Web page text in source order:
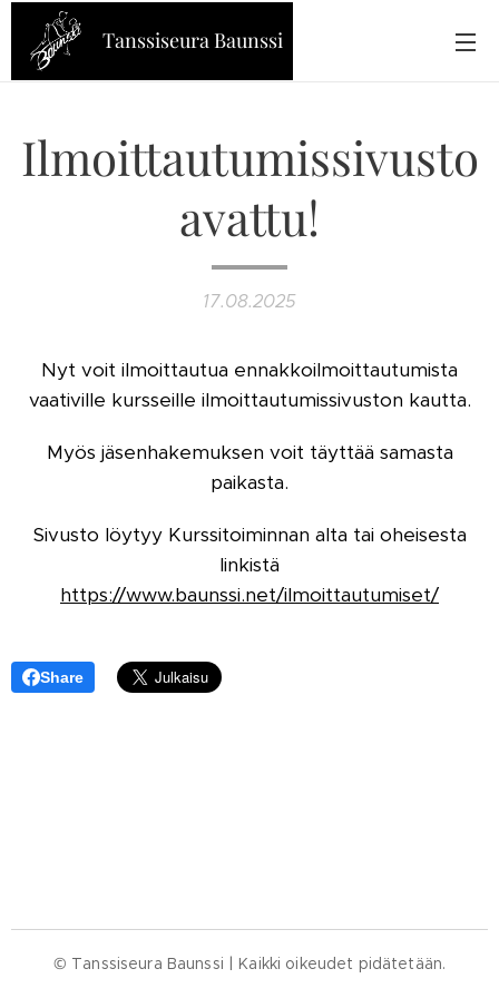
Tanssiseura Baunssi
Ilmoittautumissivusto
avattu!
17.08.2025
Nyt voit ilmoittautua ennakkoilmoittautumista
vaativille kursseille ilmoittautumissivuston kautta.
Myös jäsenhakemuksen voit täyttää samasta
paikasta.
Sivusto löytyy Kurssitoiminnan alta tai oheisesta
linkistä
https://www.baunssi.net/ilmoittautumiset/
Share
© Tanssiseura Baunssi | Kaikki oikeudet pidätetään.